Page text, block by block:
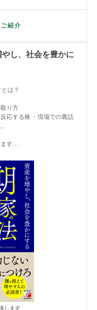
紹介
やし、社会を豊かに
は？
り方
応する株 ・現場での裏話
ます…
します